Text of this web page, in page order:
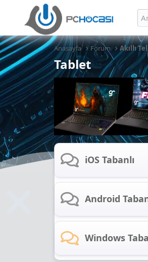
Anasayfa Forum Akıllı
Tablet
iOS Tabanlı
Android
Windows